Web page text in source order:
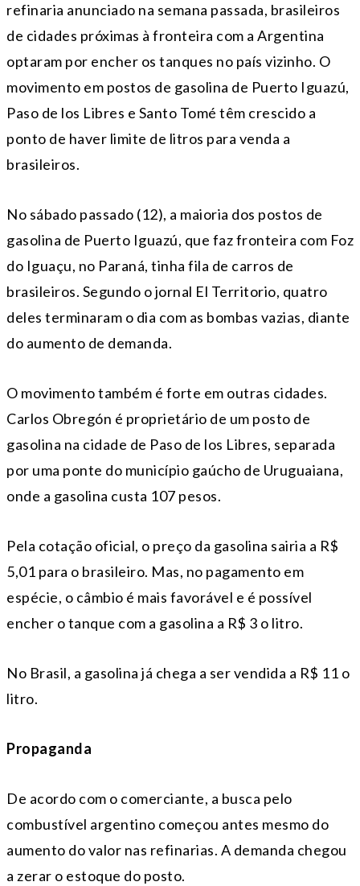
refinaria anunciado na semana passada, brasileiros
de cidades próximas à fronteira com a Argentina
optaram por encher os tanques no país vizinho. O
movimento em postos de gasolina de Puerto Iguazú,
Paso de los Libres e Santo Tomé têm crescido a
ponto de haver limite de litros para venda a
brasileiros.
No sábado passado (12), a maioria dos postos de
gasolina de Puerto Iguazú, que faz fronteira com Foz
do Iguaçu, no Paraná, tinha fila de carros de
brasileiros. Segundo o jornal El Territorio, quatro
deles terminaram o dia com as bombas vazias, diante
do aumento de demanda.
O movimento também é forte em outras cidades.
Carlos Obregón é proprietário de um posto de
gasolina na cidade de Paso de los Libres, separada
por uma ponte do município gaúcho de Uruguaiana,
onde a gasolina custa 107 pesos.
Pela cotação oficial, o preço da gasolina sairia a R$
5,01 para o brasileiro. Mas, no pagamento em
espécie, o câmbio é mais favorável e é possível
encher o tanque com a gasolina a R$ 3 o litro.
No Brasil, a gasolina já chega a ser vendida a R$ 11 o
litro.
Propaganda
De acordo com o comerciante, a busca pelo
combustível argentino começou antes mesmo do
aumento do valor nas refinarias. A demanda chegou
a zerar o estoque do posto.